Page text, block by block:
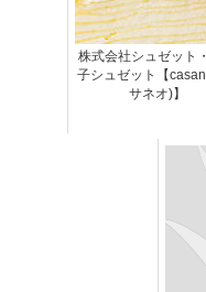
株式会社シュゼット
子シュゼット【
サネオ)】